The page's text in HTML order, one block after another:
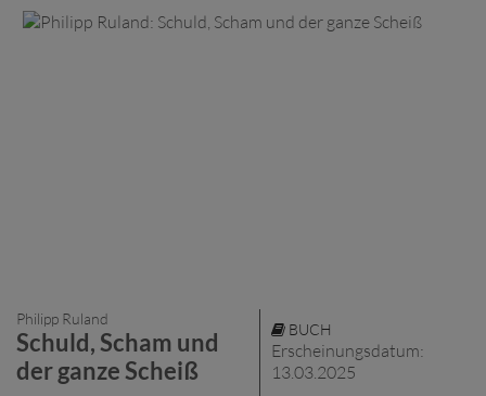
Philipp Ruland
Schuld, Scham und
der ganze Scheiß
BUCH
Erscheinungsdatum:
13.03.2025